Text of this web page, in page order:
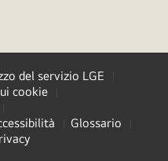
del servizio LGE
cookie
Glossario